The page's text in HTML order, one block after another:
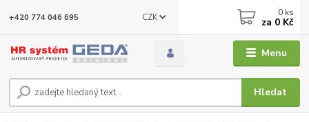
Menu
CZK
Hledat
+420 774 046 695 0 ks
za 0 Kč